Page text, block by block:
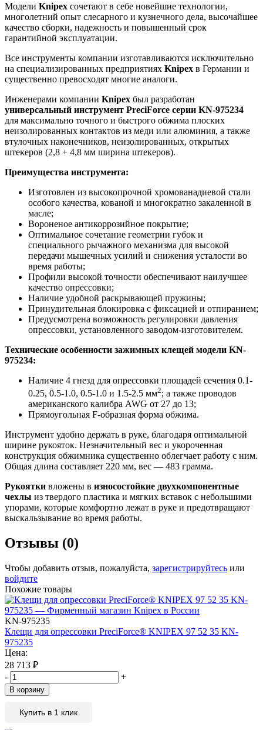
Модели Knipex сочетают в себе новейшие технологии,
многолетний опыт слесарного и кузнечного дела, высочайшее
качество сборки, надежность и повышенный срок
гарантийной эксплуатации.
Все инструменты компании изготавливаются исключительно
на специализированных предприятиях Knipex в Германии и
существенно превосходят многие аналоги.
Инженерами компании Knipex был разработан
универсальный инструмент PreciForce серии KN-975234
для максимально точного и быстрого обжима плоских
неизолированных контактов из меди или алюминия, а также
втулочных наконечников, неизолированных, открытых
штекеров (2,8 + 4,8 мм ширина штекеров).
Преимущества инструмента:
Изготовлен из высокопрочной хромованадиевой стали
особого качества, кованой и многократно закаленной в
масле;
Вороненое антикоррозийное покрытие;
Оптимальное сочетание геометрии губок и
специального рычажного механизма для высокой
передачи мышечных усилий и снижения усталости во
время работы;
Профили высокой точности обеспечивают наилучшее
качество опрессовки;
Наличие удобной раскрывающей пружины;
Принудительная блокировка с фиксацией и отпиранием;
Предусмотрена возможность регулировки давления
опрессовки, установленного заводом-изготовителем.
Технические особенности зажимных клещей модели KN-
975234:
Наличие 4 гнезд для опрессовки площадей сечения 0.1-
0.25, 0.5-1.0, 0.5-1.0 и 1.5-2.5 мм2; а также проводов
американского калибра AWG от 27 до 13;
Прямоугольная F-образная форма обжима.
Инструмент удобно держать в руке, благодаря оптимальной
ширине рукояток. Незначительный вес и укороченная
конструкция обжимника существенно облегчает работу с ним.
Общая длина составляет 220 мм, вес — 483 грамма.
Рукоятки вложены в износостойкие двухкомпонентные
чехлы из твердого пластика и мягких вставок с небольшими
упорами, которые комфортно лежат в руке и предотвращают
выскальзывание во время работы.
Отзывы (0)
Чтобы добавить отзыв, пожалуйста, зарегистрируйтесь или
войдите
Похожие товары
KN-975235
Клещи для опрессовки PreciForce® KNIPEX 97 52 35 KN-
975235
Цена:
28 713 ₽
-
+
В корзину
Купить в 1 клик